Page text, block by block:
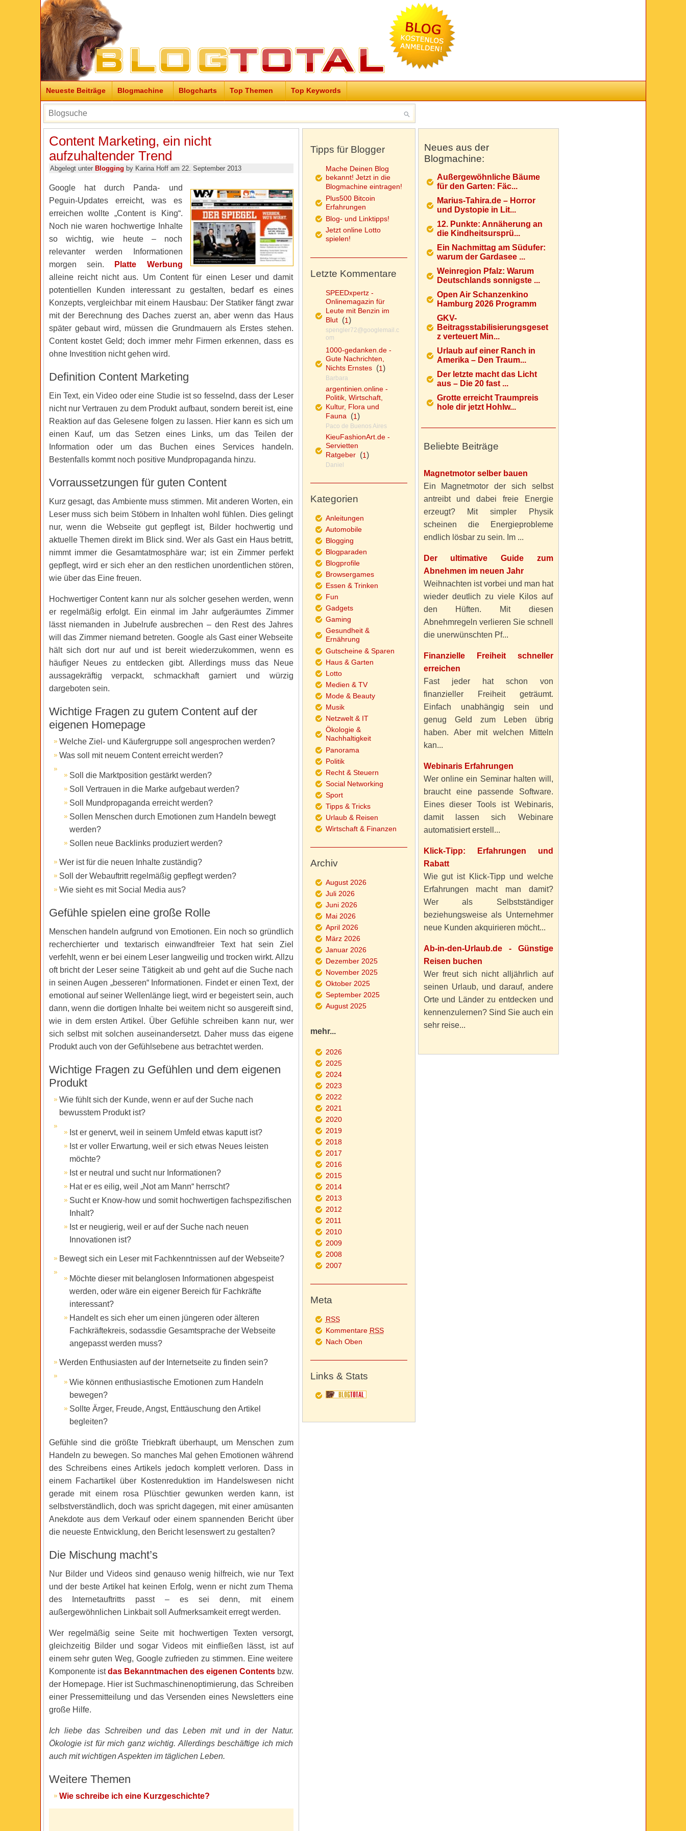
Neueste Beiträge Blogmachine Blogcharts Top Themen Top Keywords
Content Marketing, ein nicht
aufzuhaltender Trend
Abgelegt unter Blogging by Karina Hoff am 22. September 2013
Google hat durch Panda- und
Peguin-Updates erreicht, was es
erreichen wollte „Content is King“.
Noch nie waren hochwertige Inhalte
so wichtig, wie heute – noch
relevanter werden Informationen
morgen sein.
Platte Werbung
alleine reicht nicht aus. Um Content für einen Leser und damit
potentiellen Kunden interessant zu gestalten, bedarf es eines
Konzepts, vergleichbar mit einem Hausbau: Der Statiker fängt zwar
mit der Berechnung des Daches zuerst an, aber wenn das Haus
später gebaut wird, müssen die Grundmauern als Erstes stehen.
Content kostet Geld; doch immer mehr Firmen erkennen, dass es
ohne Investition nicht gehen wird.
Definition Content Marketing
Ein Text, ein Video oder eine Studie ist so fesselnd, dass der Leser
nicht nur Vertrauen zu dem Produkt aufbaut, sondern bereit ist, eine
Reaktion auf das Gelesene folgen zu lassen. Hier kann es sich um
einen Kauf, um das Setzen eines Links, um das Teilen der
Information oder um das Buchen eines Services handeln.
Bestenfalls kommt noch positive Mundpropaganda hinzu.
Vorraussetzungen für guten Content
Kurz gesagt, das Ambiente muss stimmen. Mit anderen Worten, ein
Leser muss sich beim Stöbern in Inhalten wohl fühlen. Dies gelingt
nur, wenn die Webseite gut gepflegt ist, Bilder hochwertig und
aktuelle Themen direkt im Blick sind. Wer als Gast ein Haus betritt,
nimmt immer die Gesamtatmosphäre war; ist ein Zimmer perfekt
gepflegt, wird er sich eher an den restlichen unordentlichen stören,
wie über das Eine freuen.
Hochwertiger Content kann nur als solcher gesehen werden, wenn
er regelmäßig erfolgt. Ein einmal im Jahr aufgeräumtes Zimmer
lässt niemanden in Jubelrufe ausbrechen – den Rest des Jahres
will das Zimmer niemand betreten. Google als Gast einer Webseite
hält sich dort nur auf und ist bereit wiederzukommen, wenn es
häufiger Neues zu entdecken gibt. Allerdings muss das Neue
aussagekräftig verpackt, schmackhaft garniert und würzig
dargeboten sein.
Wichtige Fragen zu gutem Content auf der
eigenen Homepage
Welche Ziel- und Käufergruppe soll angesprochen werden?
Was soll mit neuem Content erreicht werden?
Soll die Marktposition gestärkt werden?
Soll Vertrauen in die Marke aufgebaut werden?
Soll Mundpropaganda erreicht werden?
Sollen Menschen durch Emotionen zum Handeln bewegt
werden?
Sollen neue Backlinks produziert werden?
Wer ist für die neuen Inhalte zuständig?
Soll der Webauftritt regelmäßig gepflegt werden?
Wie sieht es mit Social Media aus?
Gefühle spielen eine große Rolle
Menschen handeln aufgrund von Emotionen. Ein noch so gründlich
recherchierter und textarisch einwandfreier Text hat sein Ziel
verfehlt, wenn er bei einem Leser langweilig und trocken wirkt. Allzu
oft bricht der Leser seine Tätigkeit ab und geht auf die Suche nach
in seinen Augen „besseren“ Informationen. Findet er einen Text, der
emotional auf seiner Wellenlänge liegt, wird er begeistert sein, auch
dann, wenn die dortigen Inhalte bei weitem nicht so ausgereift sind,
wie in dem ersten Artikel. Über Gefühle schreiben kann nur, wer
sich selbst mit solchen auseinandersetzt. Daher muss das eigene
Produkt auch von der Gefühlsebene aus betrachtet werden.
Wichtige Fragen zu Gefühlen und dem eigenen
Produkt
Wie fühlt sich der Kunde, wenn er auf der Suche nach
bewusstem Produkt ist?
Ist er genervt, weil in seinem Umfeld etwas kaputt ist?
Ist er voller Erwartung, weil er sich etwas Neues leisten
möchte?
Ist er neutral und sucht nur Informationen?
Hat er es eilig, weil „Not am Mann“ herrscht?
Sucht er Know-how und somit hochwertigen fachspezifischen
Inhalt?
Ist er neugierig, weil er auf der Suche nach neuen
Innovationen ist?
Bewegt sich ein Leser mit Fachkenntnissen auf der Webseite?
Möchte dieser mit belanglosen Informationen abgespeist
werden, oder wäre ein eigener Bereich für Fachkräfte
interessant?
Handelt es sich eher um einen jüngeren oder älteren
Fachkräftekreis, sodassdie Gesamtsprache der Webseite
angepasst werden muss?
Werden Enthusiasten auf der Internetseite zu finden sein?
Wie können enthusiastische Emotionen zum Handeln
bewegen?
Sollte Ärger, Freude, Angst, Enttäuschung den Artikel
begleiten?
Gefühle sind die größte Triebkraft überhaupt, um Menschen zum
Handeln zu bewegen. So manches Mal gehen Emotionen während
des Schreibens eines Artikels jedoch komplett verloren. Dass in
einem Fachartikel über Kostenreduktion im Handelswesen nicht
gerade mit einem rosa Plüschtier gewunken werden kann, ist
selbstverständlich, doch was spricht dagegen, mit einer amüsanten
Anekdote aus dem Verkauf oder einem spannenden Bericht über
die neueste Entwicklung, den Bericht lesenswert zu gestalten?
Die Mischung macht’s
Nur Bilder und Videos sind genauso wenig hilfreich, wie nur Text
und der beste Artikel hat keinen Erfolg, wenn er nicht zum Thema
des Internetauftritts passt – es sei denn, mit einem
außergewöhnlichen Linkbait soll Aufmerksamkeit erregt werden.
Wer regelmäßig seine Seite mit hochwertigen Texten versorgt,
gleichzeitig Bilder und sogar Videos mit einfließen lässt, ist auf
einem sehr guten Weg, Google zufrieden zu stimmen. Eine weitere
Komponente istdas Bekanntmachen des eigenen Contentsbzw.
der Homepage. Hier ist Suchmaschinenoptimierung, das Schreiben
einer Pressemitteilung und das Versenden eines Newsletters eine
große Hilfe.
Ich liebe das Schreiben und das Leben mit und in der Natur.
Ökologie ist für mich ganz wichtig. Allerdings beschäftige ich mich
auch mit wichtigen Aspekten im täglichen Leben.
Weitere Themen
Wie schreibe ich eine Kurzgeschichte?
Neues aus der
Blogmachine:
Außergewöhnliche Bäume
für den Garten: Fäc...
Marius-Tahira.de – Horror
und Dystopie in Lit...
12. Punkte: Annäherung an
die Kindheitsursprü...
Ein Nachmittag am Südufer:
warum der Gardasee ...
Weinregion Pfalz: Warum
Deutschlands sonnigste ...
Open Air Schanzenkino
Hamburg 2026 Programm
GKV-
Beitragsstabilisierungsgeset
z verteuert Min...
Urlaub auf einer Ranch in
Amerika – Den Traum...
Der letzte macht das Licht
aus – Die 20 fast ...
Grotte erreicht Traumpreis
hole dir jetzt Hohlw...
Beliebte Beiträge
Magnetmotor selber bauen
Ein Magnetmotor der sich selbst
antreibt und dabei freie Energie
erzeugt? Mit simpler Physik
scheinen die Energieprobleme
endlich lösbar zu sein. Im ...
Der ultimative Guide zum
Abnehmen im neuen Jahr
Weihnachten ist vorbei und man hat
wieder deutlich zu viele Kilos auf
den Hüften. Mit diesen
Abnehmregeln verlieren Sie schnell
die unerwünschten Pf...
Finanzielle Freiheit schneller
erreichen
Fast jeder hat schon von
finanzieller Freiheit geträumt.
Einfach unabhängig sein und
genug Geld zum Leben übrig
haben. Aber mit welchen Mitteln
kan...
Webinaris Erfahrungen
Wer online ein Seminar halten will,
braucht eine passende Software.
Eines dieser Tools ist Webinaris,
damit lassen sich Webinare
automatisiert erstell...
Klick-Tipp: Erfahrungen und
Rabatt
Wie gut ist Klick-Tipp und welche
Erfahrungen macht man damit?
Wer als Selbstständiger
beziehungsweise als Unternehmer
neue Kunden akquirieren möcht...
Ab-in-den-Urlaub.de - Günstige
Reisen buchen
Wer freut sich nicht alljährlich auf
seinen Urlaub, und darauf, andere
Orte und Länder zu entdecken und
kennenzulernen? Sind Sie auch ein
sehr reise...
Tipps für Blogger
Mache Deinen Blog
bekannt! Jetzt in die
Blogmachine eintragen!
Plus500 Bitcoin
Erfahrungen
Blog- und Linktipps!
Jetzt online Lotto
spielen!
Letzte Kommentare
SPEEDxpertz -
Onlinemagazin für
Leute mit Benzin im
Blut(1)
spengler72@googlemail.c
om
1000-gedanken.de -
Gute Nachrichten,
Nichts Ernstes(1)
Barbara
argentinien.online -
Politik, Wirtschaft,
Kultur, Flora und
Fauna(1)
Paco de Buenos Aires
KieuFashionArt.de -
Servietten
Ratgeber(1)
Daniel
Kategorien
Anleitungen
Automobile
Blogging
Blogparaden
Blogprofile
Browsergames
Essen & Trinken
Fun
Gadgets
Gaming
Gesundheit &
Ernährung
Gutscheine & Sparen
Haus & Garten
Lotto
Medien & TV
Mode & Beauty
Musik
Netzwelt & IT
Ökologie &
Nachhaltigkeit
Panorama
Politik
Recht & Steuern
Social Networking
Sport
Tipps & Tricks
Urlaub & Reisen
Wirtschaft & Finanzen
Archiv
August 2026
Juli 2026
Juni 2026
Mai 2026
April 2026
März 2026
Januar 2026
Dezember 2025
November 2025
Oktober 2025
September 2025
August 2025
mehr...
2026
2025
2024
2023
2022
2021
2020
2019
2018
2017
2016
2015
2014
2013
2012
2011
2010
2009
2008
2007
Meta
RSS
Kommentare RSS
Nach Oben
Links & Stats